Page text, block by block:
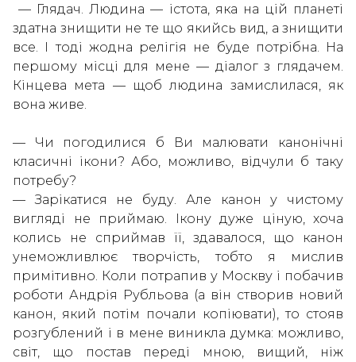
— Глядач. Людина — істота, яка на цій планеті
здатна знищити не те що якийсь вид, а знищити
все. І тоді жодна релігія не буде потрібна. На
першому місці для мене — діалог з глядачем.
Кінцева мета — щоб людина замислилася, як
вона живе.
— Чи погодилися б Ви малювати канонічні
класичні ікони? Або, можливо, відчули б таку
потребу?
— Зарікатися не буду. Але канон у чистому
вигляді не приймаю. Ікону дуже ціную, хоча
колись не сприймав її, здавалося, що канон
унеможливлює творчість, тобто я мислив
примітивно. Коли потрапив у Москву і побачив
роботи Андрія Рубльова (а він створив новий
канон, який потім почали копіювати), то стояв
розгублений і в мене виникла думка: можливо,
світ, що постав переді мною, вищий, ніж